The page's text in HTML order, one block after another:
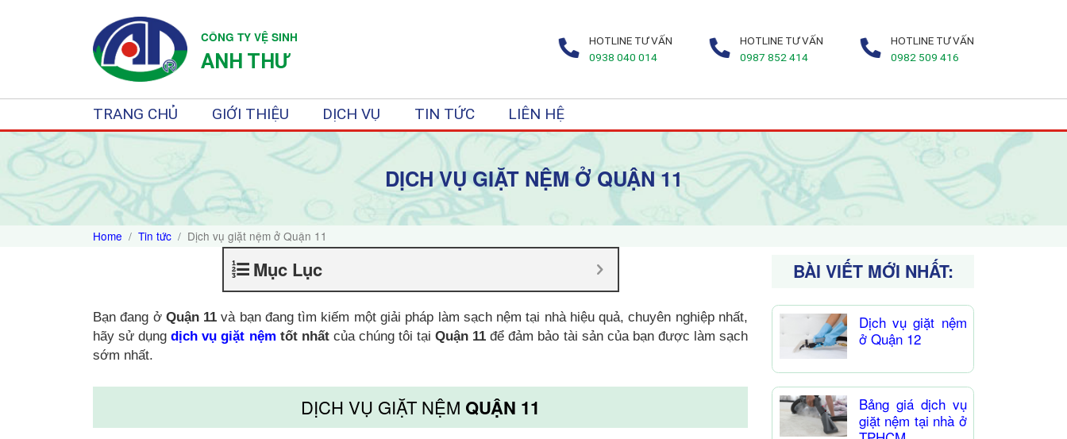
CÔNG TY VỆ SINH
ANH THƯ
HOTLINE TƯ VẤN
0938 040 014
HOTLINE TƯ VẤN
0987 852 414
HOTLINE TƯ VẤN
0982 509 416
TRANG CHỦ GIỚI THIỆU DỊCH VỤ TIN TỨC LIÊN HỆ
DỊCH VỤ GIẶT NỆM Ở QUẬN 11
Home Tin tức Dịch vụ giặt nệm ở Quận 11
Mục Lục
Bạn đang ở Quận 11 và bạn đang tìm kiếm một giải pháp làm sạch nệm tại nhà hiệu quả, chuyên nghiệp nhất,
hãy sử dụngdịch vụ giặt nệm tốt nhấtcủa chúng tôi tạiQuận 11 để đảm bảo tài sản của bạn được làm sạch
sớm nhất.
DỊCH VỤ GIẶT NỆM QUẬN 11
BÀI VIẾT MỚI NHẤT:
Dịch vụ giặt nệm
ở Quận 12
Bảng giá dịch vụ
giặt nệm tại nhà ở